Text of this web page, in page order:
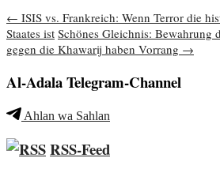
Beitragsnavigation
← ISIS vs. Frankreich: Wenn Terror die
Staates ist Schönes Gleichnis: Bewahrung
gegen die Khawarij haben Vorrang →
Al-Adala Telegram-Channel
Ahlan wa Sahlan
RSS-Feed